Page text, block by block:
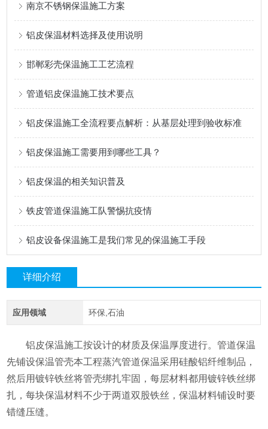
南京不锈钢保温施工方案
铝皮保温材料选择及使用说明
邯郸彩壳保温施工工艺流程
管道铝皮保温施工技术要点
铝皮保温施工全流程要点解析：从基层处理到验收标准
铝皮保温施工需要用到哪些工具？
铝皮保温的相关知识普及
铁皮管道保温施工队警惕抗疫情
铝皮设备保温施工是我们常见的保温施工手段
详细介绍
应用领域 环保,石油
铝皮保温施工按设计的材质及保温厚度进行。管道保温
先铺设保温管壳本工程蒸汽管道保温采用硅酸铝纤维制品，
然后用镀锌铁丝将管壳绑扎牢固，每层材料都用镀锌铁丝绑
扎，每块保温材料不少于两道双股铁丝，保温材料铺设时要
错缝压缝。